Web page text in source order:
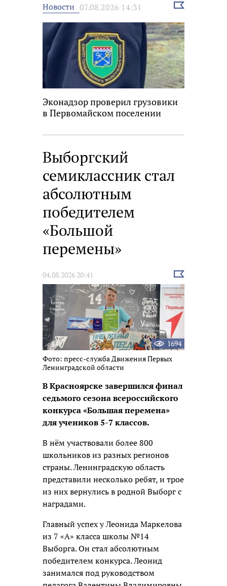
Новости 07.08.2026 14:31
Выбрать
Эконадзор проверил грузовики
в Первомайском поселении
Выборгский
семиклассник стал
абсолютным
победителем
«Большой
перемены»
04.08.2026 20:41
Выбрать
новость
1694
Фото: пресс-служба Движения Первых
Ленинградской области
В Красноярске завершился финал
седьмого сезона всероссийского
конкурса «Большая перемена»
для учеников 5-7 классов.
В нём участвовали более 800
школьников из разных регионов
страны. Ленинградскую область
представили несколько ребят, и трое
из них вернулись в родной Выборг с
наградами.
Главный успех у Леонида Маркелова
из 7 «А» класса школы №14
Выборга. Он стал абсолютным
победителем конкурса. Леонид
занимался под руководством